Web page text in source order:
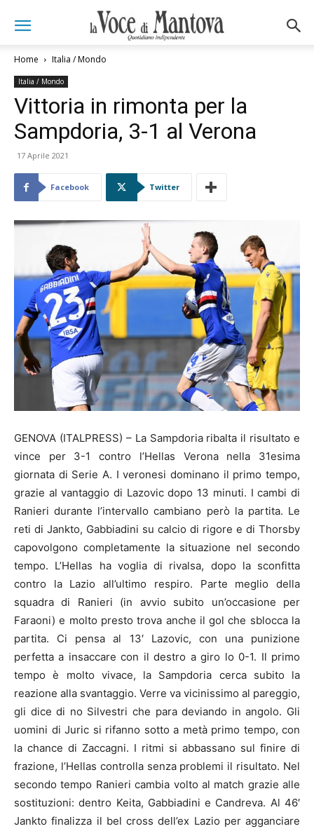
Home Italia / Mondo
Italia / Mondo
Vittoria in rimonta per la
Sampdoria, 3-1 al Verona
17 Aprile 2021
Facebook Twitter
GENOVA (ITALPRESS) – La Sampdoria ribalta il risultato e
vince per 3-1 contro l’Hellas Verona nella 31esima
giornata di Serie A. I veronesi dominano il primo tempo,
grazie al vantaggio di Lazovic dopo 13 minuti. I cambi di
Ranieri durante l’intervallo cambiano però la partita. Le
reti di Jankto, Gabbiadini su calcio di rigore e di Thorsby
capovolgono completamente la situazione nel secondo
tempo. L’Hellas ha voglia di rivalsa, dopo la sconfitta
contro la Lazio all’ultimo respiro. Parte meglio della
squadra di Ranieri (in avvio subito un’occasione per
Faraoni) e molto presto trova anche il gol che sblocca la
partita. Ci pensa al 13′ Lazovic, con una punizione
perfetta a insaccare con il destro a giro lo 0-1. Il primo
tempo è molto vivace, la Sampdoria cerca subito la
reazione alla svantaggio. Verre va vicinissimo al pareggio,
gli dice di no Silvestri che para deviando in angolo. Gli
uomini di Juric si rifanno sotto a metà primo tempo, con
la chance di Zaccagni. I ritmi si abbassano sul finire di
frazione, l’Hellas controlla senza problemi il risultato. Nel
secondo tempo Ranieri cambia volto al match grazie alle
sostituzioni: dentro Keita, Gabbiadini e Candreva. Al 46′
Jankto finalizza il bel cross dell’ex Lazio per agganciare